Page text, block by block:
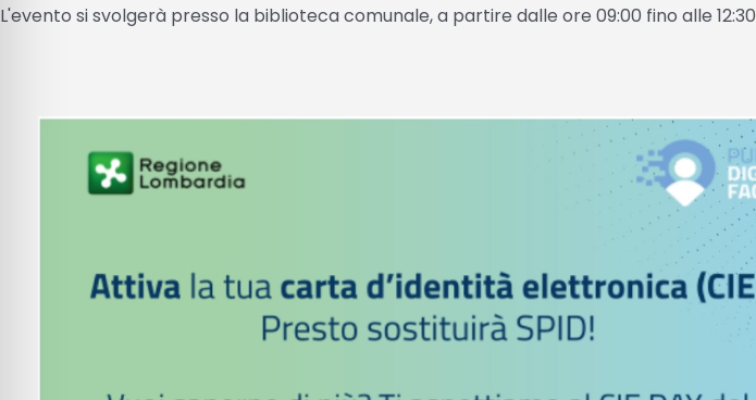
L'evento si svolgerà presso la biblioteca comunale, a partire dalle ore 09:00 fino alle 12:30